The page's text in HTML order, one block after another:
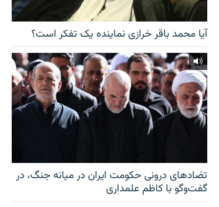
آیا محمد باقر خرازی نماینده یک تفکر است؟
تضادهای درونی حکومت ایران در میانه جنگ، در
گفت‌‌وگو با کاظم علمداری